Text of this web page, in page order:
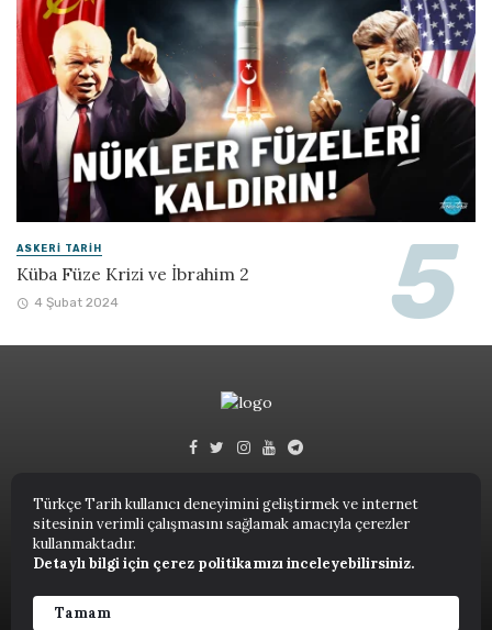
Türkçe Tarih kullanıcı deneyimini geliştirmek ve internet
sitesinin verimli çalışmasını sağlamak amacıyla çerezler
kullanmaktadır.
Detaylı bilgi için çerez politikamızı inceleyebilirsiniz.
Tamam
ASKERI TARIH
Küba Füze Krizi ve İbrahim 2
4 Şubat 2024
Türkçe Tarih © 2023.
TARIH TERIMLERI SÖZLÜĞÜ